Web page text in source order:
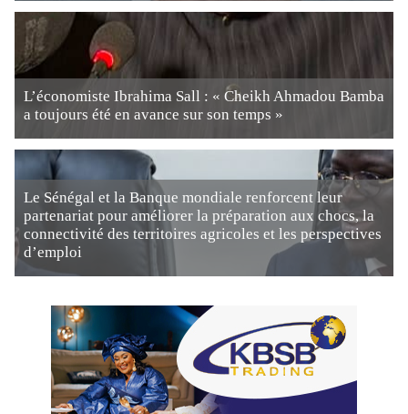
L’économiste Ibrahima Sall : « Cheikh Ahmadou Bamba
a toujours été en avance sur son temps »
Le Sénégal et la Banque mondiale renforcent leur
partenariat pour améliorer la préparation aux chocs, la
connectivité des territoires agricoles et les perspectives
d’emploi